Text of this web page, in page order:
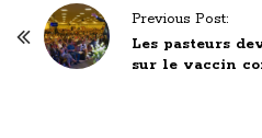
Previous Post:
Les pasteurs
sur le vaccin